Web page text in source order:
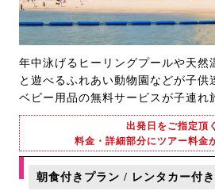
年中泳げるヒーリングプールや天然
と遊べるふれあい動物園などが子供
ベビー用品の無料サービスが子連れ
出発日をご指定頂
料金・詳細部分にツアー料金
朝食付きプラン / レンタカー付き